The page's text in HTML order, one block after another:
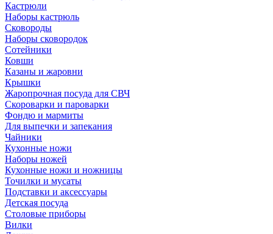
Кастрюли
Наборы кастрюль
Сковороды
Наборы сковородок
Сотейники
Ковши
Казаны и жаровни
Крышки
Жаропрочная посуда для СВЧ
Скороварки и пароварки
Фондю и мармиты
Для выпечки и запекания
Чайники
Кухонные ножи
Наборы ножей
Кухонные ножи и ножницы
Точилки и мусаты
Подставки и аксессуары
Детская посуда
Столовые приборы
Вилки